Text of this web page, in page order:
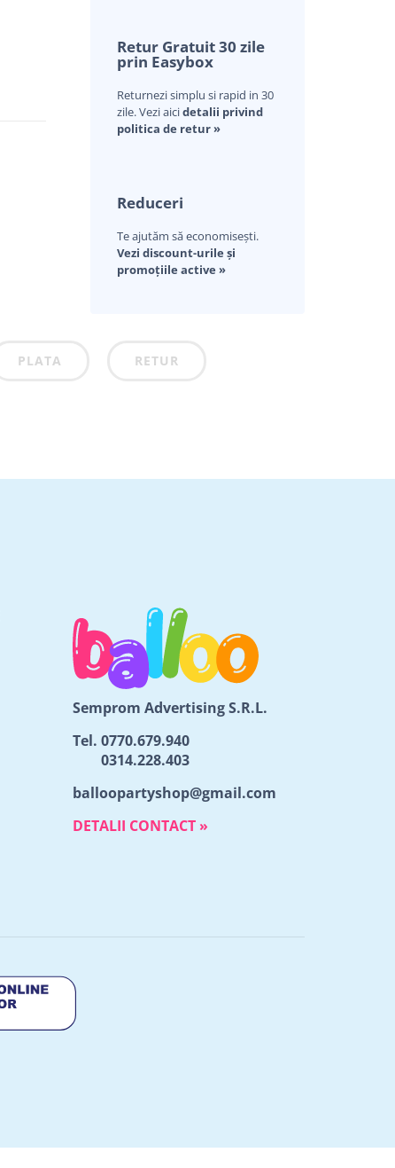
Retur Gratuit 30 zile
prin Easybox
Returnezi simplu si rapid in 30
zile. Vezi aicidetalii privind
politica de retur »
Reduceri
Te ajutăm să economisești.
Vezi discount-urile și
promoțiile active »
PLATA RETUR
Semprom Advertising S.R.L.
Tel. 0770.679.940
0314.228.403
balloopartyshop@gmail.com
DETALII CONTACT »